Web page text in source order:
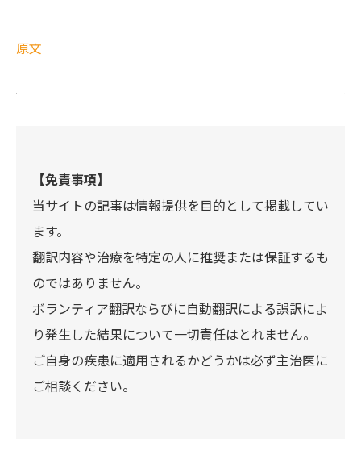
原文
【免責事項】
当サイトの記事は情報提供を目的として掲載してい
ます。
翻訳内容や治療を特定の人に推奨または保証するも
のではありません。
ボランティア翻訳ならびに自動翻訳による誤訳によ
り発生した結果について一切責任はとれません。
ご自身の疾患に適用されるかどうかは必ず主治医に
ご相談ください。